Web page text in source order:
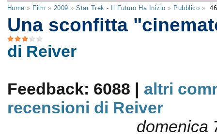
Home » Film » 2009 »Star Trek - Il Futuro Ha Inizio » Pubblico »
Una sconfitta
di Reiver
Feedback: 6088 | altri
recensioni di Reiver
domenica